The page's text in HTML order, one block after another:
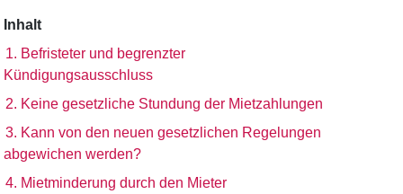
Inhalt
1. Befristeter und begrenzter
Kündigungsausschluss
2. Keine gesetzliche Stundung der Mietzahlungen
3. Kann von den neuen gesetzlichen Regelungen
abgewichen werden?
4. Mietminderung durch den Mieter